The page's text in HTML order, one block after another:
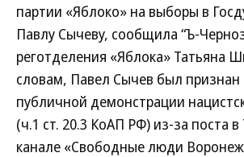
партии «Яблоко» на выборы в
Павлу Сычеву, сообщила “Ъ-
реготделения «Яблока» Татьяна
словам, Павел Сычев был
публичной демонстрации
(ч.1 ст. 20.3 КоАП РФ) из-за поста в
канале «Свободные люди